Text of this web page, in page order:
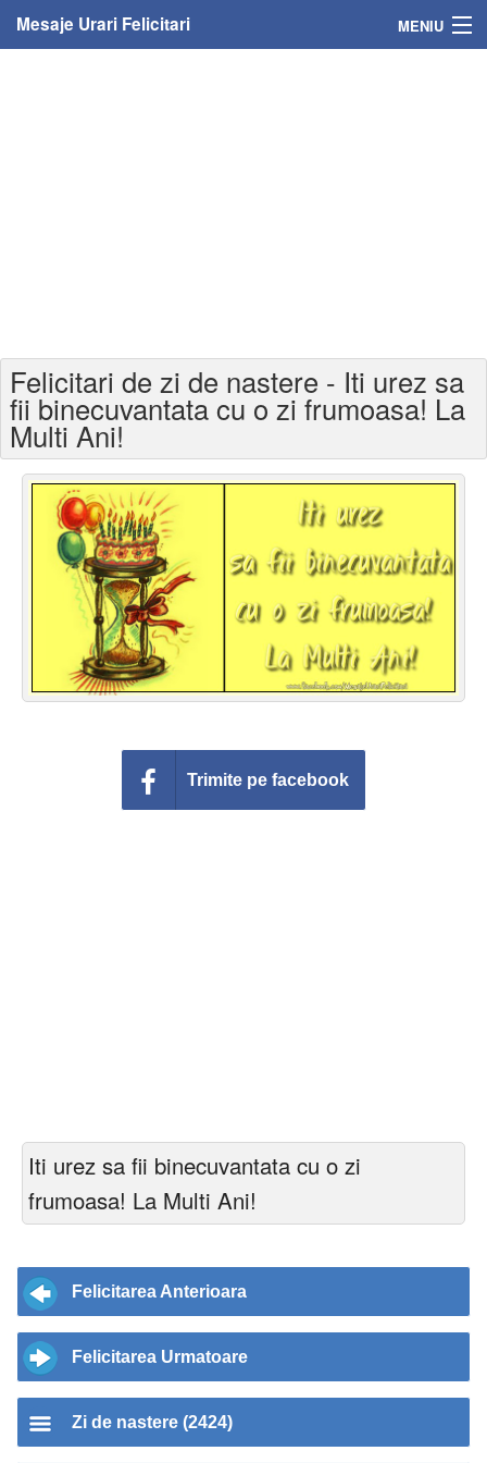
Mesaje Urari Felicitari MENIU
Felicitari varsta
Felicitari zilele anului
Felicitari zile saptamana
Felicitari muzicale
Felicitari muzicale personalizate
Felicitari animate
Invitatii personalizate
Felicitari de zi de nastere - Iti urez sa
fii binecuvantata cu o zi frumoasa! La
Multi Ani!
Trimite pe facebook
Iti urez sa fii binecuvantata cu o zi
frumoasa! La Multi Ani!
Felicitarea Anterioara
Felicitarea Urmatoare
Zi de nastere (2424)